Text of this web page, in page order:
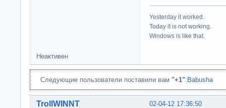
Yesterday it worked.
Today it is not working.
Windows is like that.
Неактивен
Следующие пользователи поставили вам "+1": Babusha
02-04-12 17:36:50
TrollWINNT